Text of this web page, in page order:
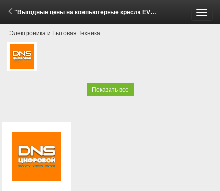
"Выгодные цены на компьютерные кресла EVOLUTION!" (29 Мая - 15 Июня 2026)
Электроника и Бытовая Техника
Показать все